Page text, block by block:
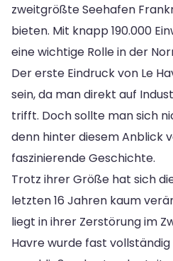
zweitgrößte Seehafen
bieten. Mit knapp 190.000
eine wichtige Rolle in der
Der erste Eindruck von Le
sein, da man direkt auf
trifft. Doch sollte man sich
denn hinter diesem Anblick
faszinierende Geschichte.
Trotz ihrer Größe hat sich
letzten 16 Jahren kaum
liegt in ihrer Zerstörung im
Havre wurde fast